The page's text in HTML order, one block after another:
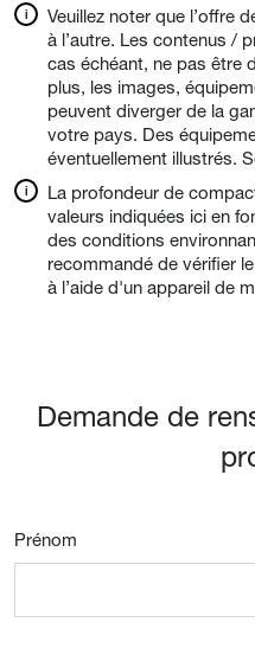
Veuillez noter que l’offre
à l’autre. Les contenus /
cas échéant, ne pas être
plus, les images,
peuvent diverger de la
votre pays. Des
éventuellement illustrés.
La profondeur de
valeurs indiquées ici en
des conditions
recommandé de vérifier
à l’aide d'un appareil de
Demande de
Prénom